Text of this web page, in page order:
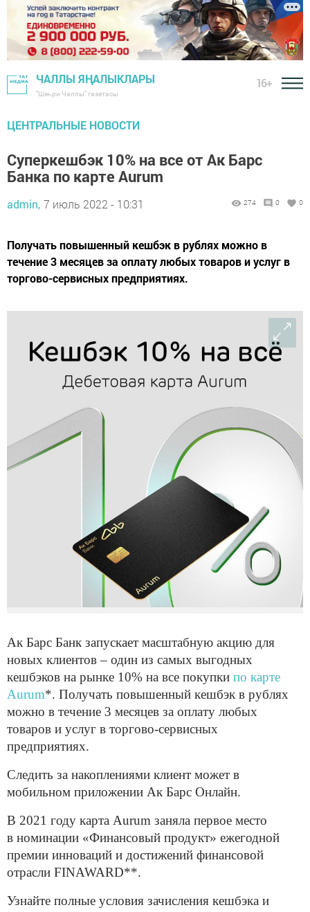
ЧАЛЛЫ ЯҢАЛЫКЛАРЫ
"Шәһри Чаллы" газетасы
16+
ЦЕНТРАЛЬНЫЕ НОВОСТИ
Суперкешбэк 10% на все от Ак Барс
Банка по карте Aurum
admin, 7 июль 2022 - 10:31 274 0 0
Получать повышенный кешбэк в рублях можно в
течение 3 месяцев за оплату любых товаров и услуг в
торгово-сервисных предприятиях.
Ак Барс Банк запускает масштабную акцию для
новых клиентов – один из самых выгодных
кешбэков на рынке 10% на все покупки по карте
Aurum*. Получать повышенный кешбэк в рублях
можно в течение 3 месяцев за оплату любых
товаров и услуг в торгово-сервисных
предприятиях.
Следить за накоплениями клиент может в
мобильном приложении Ак Барс Онлайн.
В 2021 году карта Aurum заняла первое место
в номинации «Финансовый продукт» ежегодной
премии инноваций и достижений финансовой
отрасли FINAWARD**.
Узнайте полные условия зачисления кешбэка и